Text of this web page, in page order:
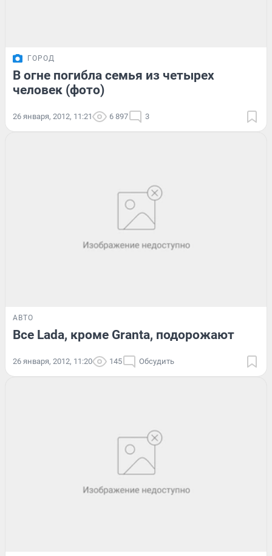
ГОРОД
В огне погибла семья из четырех
человек (фото)
26 января, 2012, 11:21 6 897 3
АВТО
Все Lada, кроме Granta, подорожают
26 января, 2012, 11:20 145 Обсудить